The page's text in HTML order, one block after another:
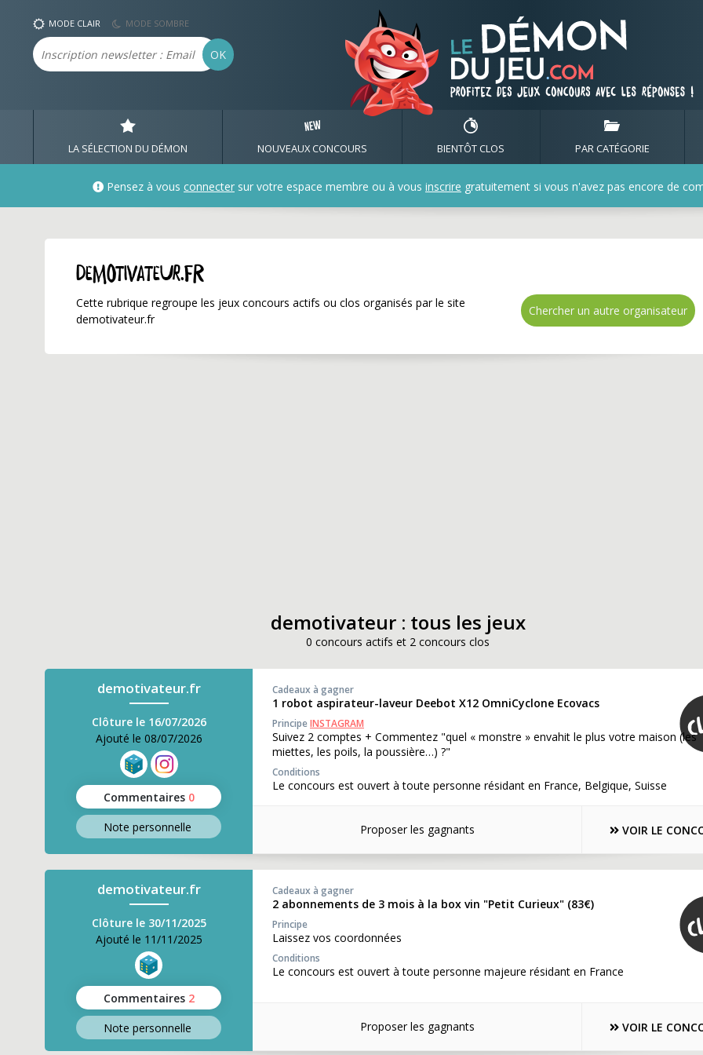
demotivateur.fr ✅ Gagnez de nombreux
MODE CLAIR MODE SOMBRE
Email OK
LA SÉLECTION DU DÉMON NOUVEAUX CONCOURS BIENTÔT CLOS PAR CATÉGORIE
Pensez à vous connecter sur votre espace membre ou à vous inscrire gratuitement si vous n'avez pas encore de
demotivateur.fr
Cette rubrique regroupe les jeux concours actifs ou clos organisés par le site
demotivateur.fr
Chercher un autre organisateur
demotivateur : tous les jeux
0 concours actifs et 2 concours clos
demotivateur.fr
Clôture le 16/07/2026
Ajouté le 08/07/2026
Commentaires 0
Note personnelle
Cadeaux à gagner
1 robot aspirateur-laveur Deebot X12 OmniCyclone Ecovacs
PrincipeINSTAGRAM
Suivez 2 comptes + Commentez "quel « monstre » envahit le plus votre maison (les
miettes, les poils, la poussière…) ?"
Conditions
Le concours est ouvert à toute personne résidant en France, Belgique, Suisse
Proposer les gagnants VOIR LE
demotivateur.fr
Clôture le 30/11/2025
Ajouté le 11/11/2025
Commentaires 2
Note personnelle
Cadeaux à gagner
2 abonnements de 3 mois à la box vin "Petit Curieux" (83€)
Principe
Laissez vos coordonnées
Conditions
Le concours est ouvert à toute personne majeure résidant en France
Proposer les gagnants VOIR LE